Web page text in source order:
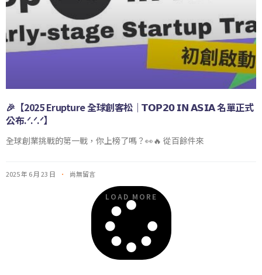
🎉【2025 Erupture 全球創客松｜𝗧𝗢𝗣𝟮𝟬 𝗜𝗡 𝗔𝗦𝗜𝗔 名單正式
公布.ᐟ.ᐟ.ᐟ】
全球創業挑戰的第一戰，你上榜了嗎？👀🔥 從百餘件來
2025 年 6 月 23 日 尚無留言
LOAD MORE